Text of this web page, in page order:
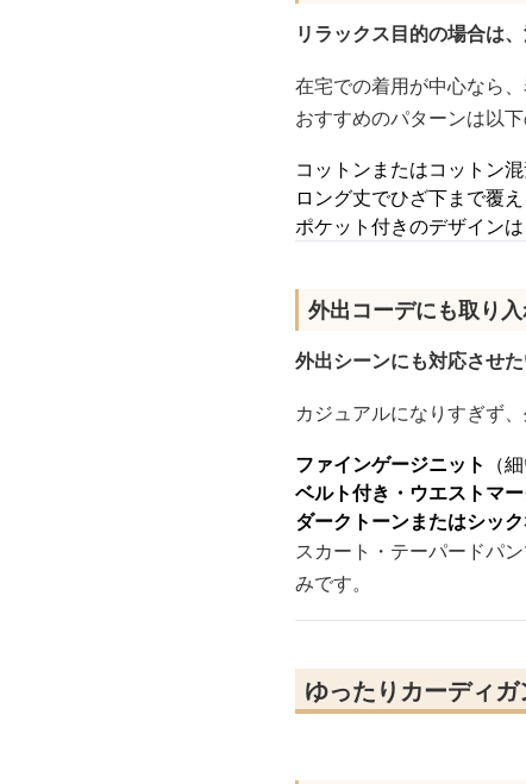
リラックス目的の場合は
在宅での着用が中心なら
おすすめのパターンは以下
コットンまたはコットン
ロング丈でひざ下まで覆
ポケット付きのデザイン
外出コーデにも取り
外出シーンにも対応させ
カジュアルになりすぎず
ファインゲージニット （
ベルト付き・ウエストマ
ダークトーンまたはシッ
スカート・テーパードパ
みです。
ゆったりカーディ